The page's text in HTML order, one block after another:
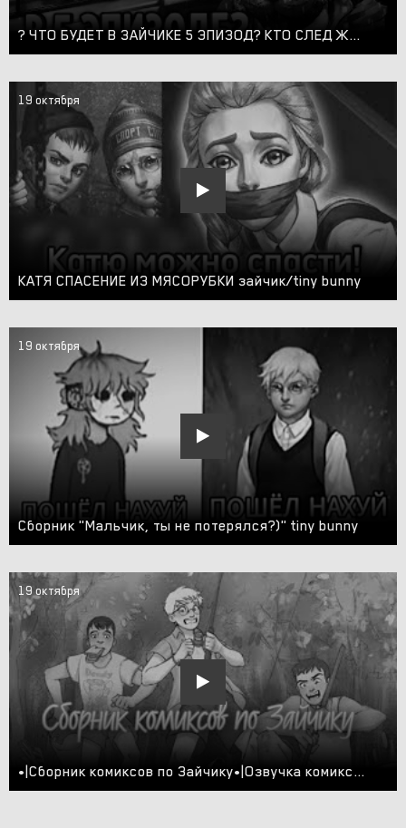
? ЧТО БУДЕТ В ЗАЙЧИКЕ 5 ЭПИЗОД? КТО СЛЕД ЖЕРТВА? МОД ПЕЛЬМЕНИ ПОЛНОЕ ПРОХОЖДЕНИЕ (Tiny Bunny)
19 октября
КАТЯ СПАСЕНИЕ ИЗ МЯСОРУБКИ зайчик/tiny bunny
19 октября
Сборник "Мальчик, ты не потерялся?)" tiny bunny
19 октября
•|Сборник комиксов по Зайчику•|Озвучка комиксов по Зайчику (Tiny Bunny)